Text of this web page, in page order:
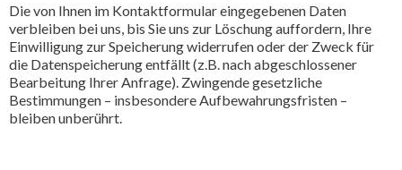
Die von Ihnen im Kontaktformular eingegebenen Daten
verbleiben bei uns, bis Sie uns zur Löschung auffordern, Ihre
Einwilligung zur Speicherung widerrufen oder der Zweck für
die Datenspeicherung entfällt (z.B. nach abgeschlossener
Bearbeitung Ihrer Anfrage). Zwingende gesetzliche
Bestimmungen – insbesondere Aufbewahrungsfristen –
bleiben unberührt.